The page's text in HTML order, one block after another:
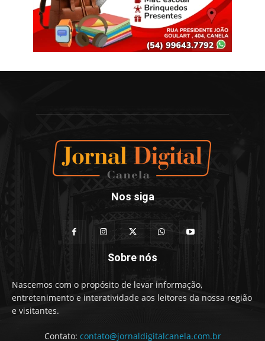
Nos siga
Sobre nós
Nascemos com o propósito de levar informação,
entretenimento e interatividade aos leitores da nossa região
e visitantes.
Contato: contato@jornaldigitalcanela.com.br